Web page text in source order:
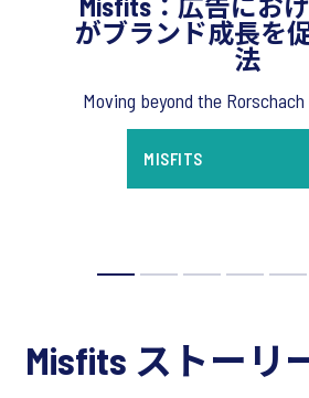
がブランド成長を
法
Moving beyond the
MISFITS
Misfits ストーリ